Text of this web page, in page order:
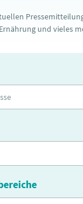
und vieles